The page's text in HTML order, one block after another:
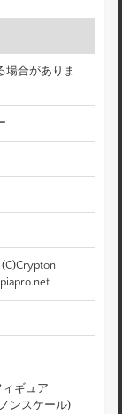
場合がありま
ィギュア
ンスケール)